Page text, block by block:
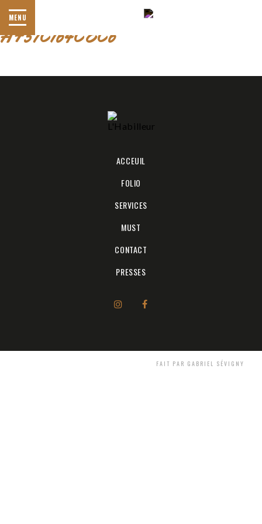
MENU
BE9213C1-904C-4249-8D53-
AF57C164CEC6
ACCEUIL
FOLIO
SERVICES
MUST
CONTACT
PRESSES
FAIT PAR GABRIEL SÉVIGNY